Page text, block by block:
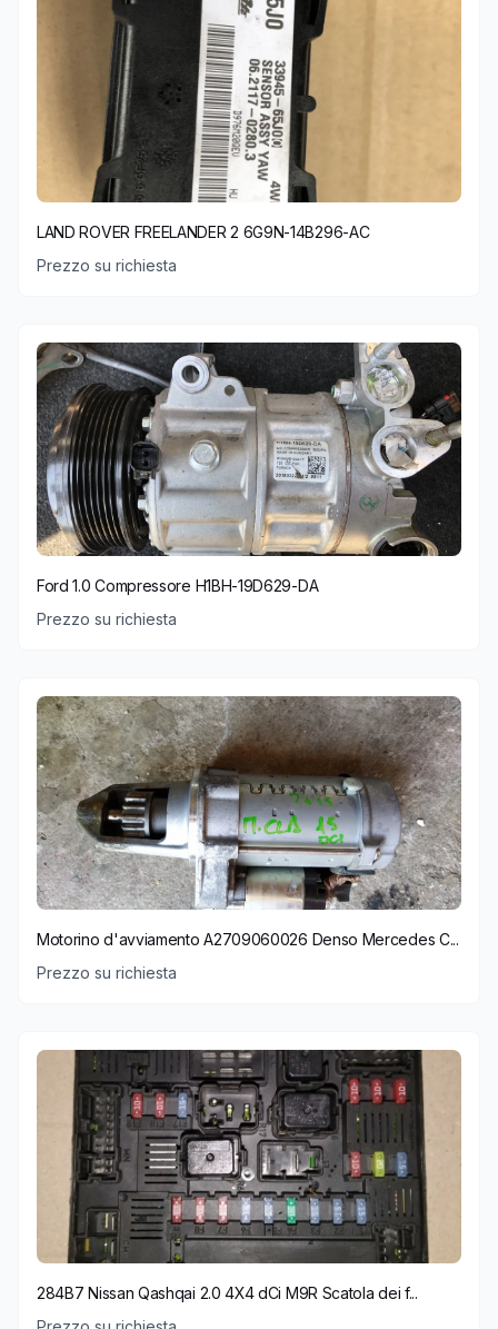
LAND ROVER FREELANDER 2 6G9N-14B296-AC
Prezzo su richiesta
Ford 1.0 Compressore H1BH-19D629-DA
Prezzo su richiesta
Motorino d'avviamento A2709060026 Denso Mercedes C...
Prezzo su richiesta
284B7 Nissan Qashqai 2.0 4X4 dCi M9R Scatola dei f...